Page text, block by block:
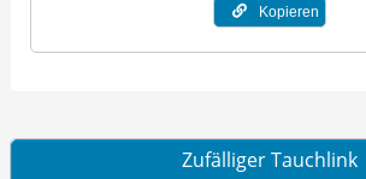
Kopieren
Zufälliger Tauchlink